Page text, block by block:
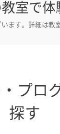
室で体
ます。詳細は教
プロ
探す